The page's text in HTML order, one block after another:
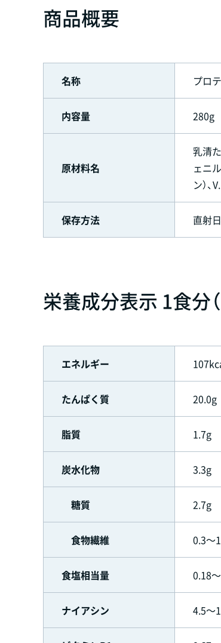
商品概要
名称 プロ
内容量 280g
原材料名
乳清
ェニ
ン）
保存方法 直射
栄養成分表示 1食分
エネルギー
たんぱく質 20.0g
脂質 1.7g
炭水化物 3.3g
糖質 2.7g
食物繊維 0.3～
食塩相当量 0.18
ナイアシン 4.5～